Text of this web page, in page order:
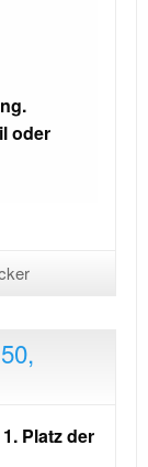
oder
Platz der